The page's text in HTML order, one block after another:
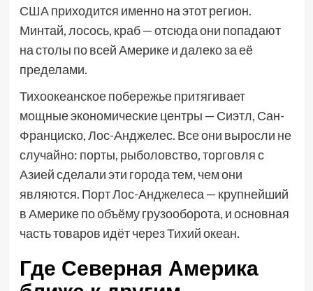
США приходится именно на этот регион.
Минтай, лосось, краб — отсюда они попадают
на столы по всей Америке и далеко за её
пределами.
Тихоокеанское побережье притягивает
мощные экономические центры — Сиэтл, Сан-
Франциско, Лос-Анджелес. Все они выросли не
случайно: порты, рыболовство, торговля с
Азией сделали эти города тем, чем они
являются. Порт Лос-Анджелеса — крупнейший
в Америке по объёму грузооборота, и основная
часть товаров идёт через Тихий океан.
Где Северная Америка